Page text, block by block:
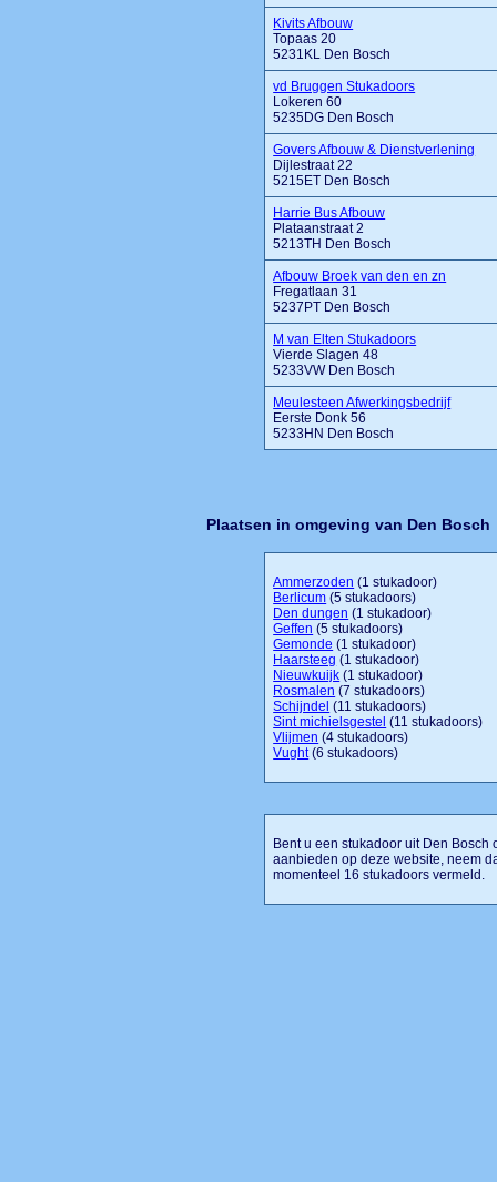
Kivits Afbouw
Topaas 20
5231KL Den Bosch
vd Bruggen Stukadoors
Lokeren 60
5235DG Den Bosch
Govers Afbouw & Dienstverlening
Dijlestraat 22
5215ET Den Bosch
Harrie Bus Afbouw
Plataanstraat 2
5213TH Den Bosch
Afbouw Broek van den en zn
Fregatlaan 31
5237PT Den Bosch
M van Elten Stukadoors
Vierde Slagen 48
5233VW Den Bosch
Meulesteen Afwerkingsbedrijf
Eerste Donk 56
5233HN Den Bosch
Plaatsen in omgeving van Den Bosch
Ammerzoden (1 stukadoor)
Berlicum (5 stukadoors)
Den dungen (1 stukadoor)
Geffen (5 stukadoors)
Gemonde (1 stukadoor)
Haarsteeg (1 stukadoor)
Nieuwkuijk (1 stukadoor)
Rosmalen (7 stukadoors)
Schijndel (11 stukadoors)
Sint michielsgestel (11 stukadoors)
Vlijmen (4 stukadoors)
Vught(6 stukadoors)
Bent u een stukadoor uit Den
aanbieden op deze website, neem
momenteel 16 stukadoors vermeld.